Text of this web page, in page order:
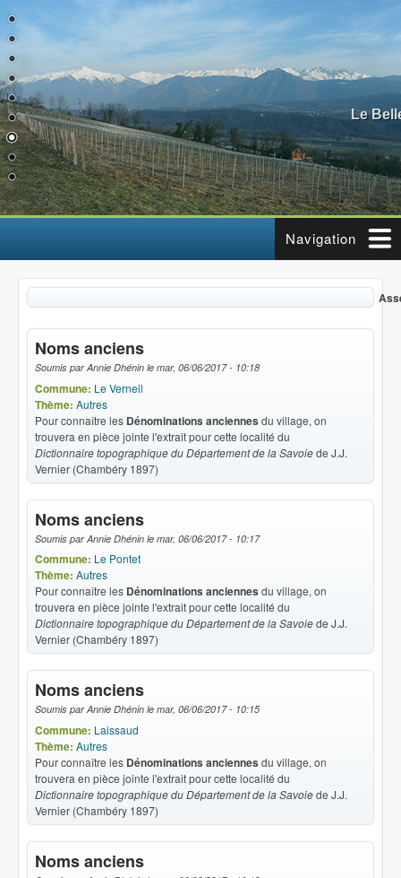
Aller au contenu principal
Le
Navigation
Noms anciens
Soumis parAnnie Dhénin le mar, 06/06/2017 - 10:18
Commune: Le Verneil
Thème: Autres
Pour connaître les Dénominations anciennesdu village, on
trouvera en pièce jointe l'extrait pour cette localité du
Dictionnaire topographique du Département de la Savoiede J.J.
Vernier (Chambéry 1897)
Noms anciens
Soumis parAnnie Dhénin le mar, 06/06/2017 - 10:17
Commune: Le Pontet
Thème: Autres
Pour connaître les Dénominations anciennesdu village, on
trouvera en pièce jointe l'extrait pour cette localité du
Dictionnaire topographique du Département de la Savoiede J.J.
Vernier (Chambéry 1897)
Noms anciens
Soumis parAnnie Dhénin le mar, 06/06/2017 - 10:15
Commune: Laissaud
Thème: Autres
Pour connaître les Dénominations anciennesdu village, on
trouvera en pièce jointe l'extrait pour cette localité du
Dictionnaire topographique du Département de la Savoiede J.J.
Vernier (Chambéry 1897)
Noms anciens